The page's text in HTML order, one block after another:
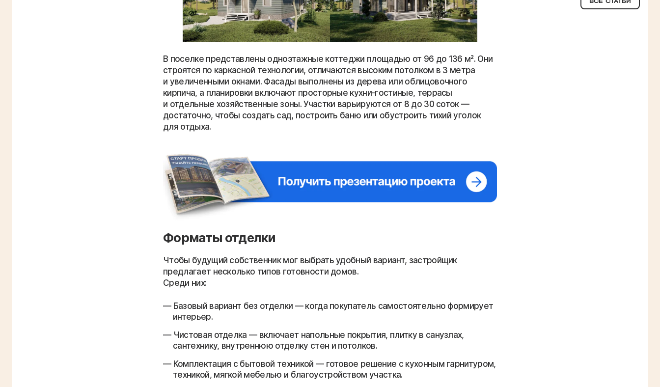
В поселке представлены одноэтажные коттеджи площадью от 96 до 136 м². Они
строятся по каркасной технологии, отличаются высоким потолком в 3 метра
и увеличенными окнами. Фасады выполнены из дерева или облицовочного
кирпича, а планировки включают просторные кухни-гостиные, террасы
и отдельные хозяйственные зоны. Участки варьируются от 8 до 30 соток —
достаточно, чтобы создать сад, построить баню или обустроить тихий уголок
для отдыха.
Форматы отделки
Чтобы будущий собственник мог выбрать удобный вариант, застройщик
предлагает несколько типов готовности домов.
Среди них:
Базовый вариант без отделки — когда покупатель самостоятельно формирует
интерьер.
Чистовая отделка — включает напольные покрытия, плитку в санузлах,
сантехнику, внутреннюю отделку стен и потолков.
Комплектация с бытовой техникой — готовое решение с кухонным гарнитуром,
техникой, мягкой мебелью и благоустройством участка.